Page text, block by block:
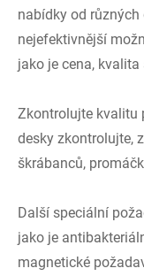
nabídky od
nejefektivnější
jako je cena, kvalita
Zkontrolujte kvalitu
desky zkontrolujte,
škrábanců,
Další speciální
jako je
magnetické